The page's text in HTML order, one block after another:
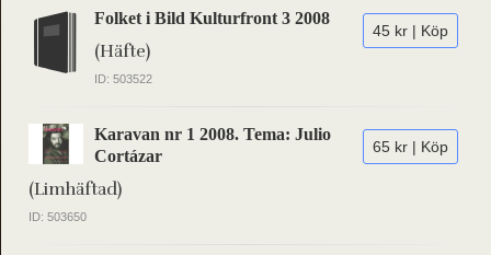
45 kr | Köp
Folket i Bild Kulturfront 3 2008
(Häfte)
ID: 503522
65 kr | Köp
Karavan nr 1 2008. Tema: Julio
Cortázar
(Limhäftad)
ID: 503650